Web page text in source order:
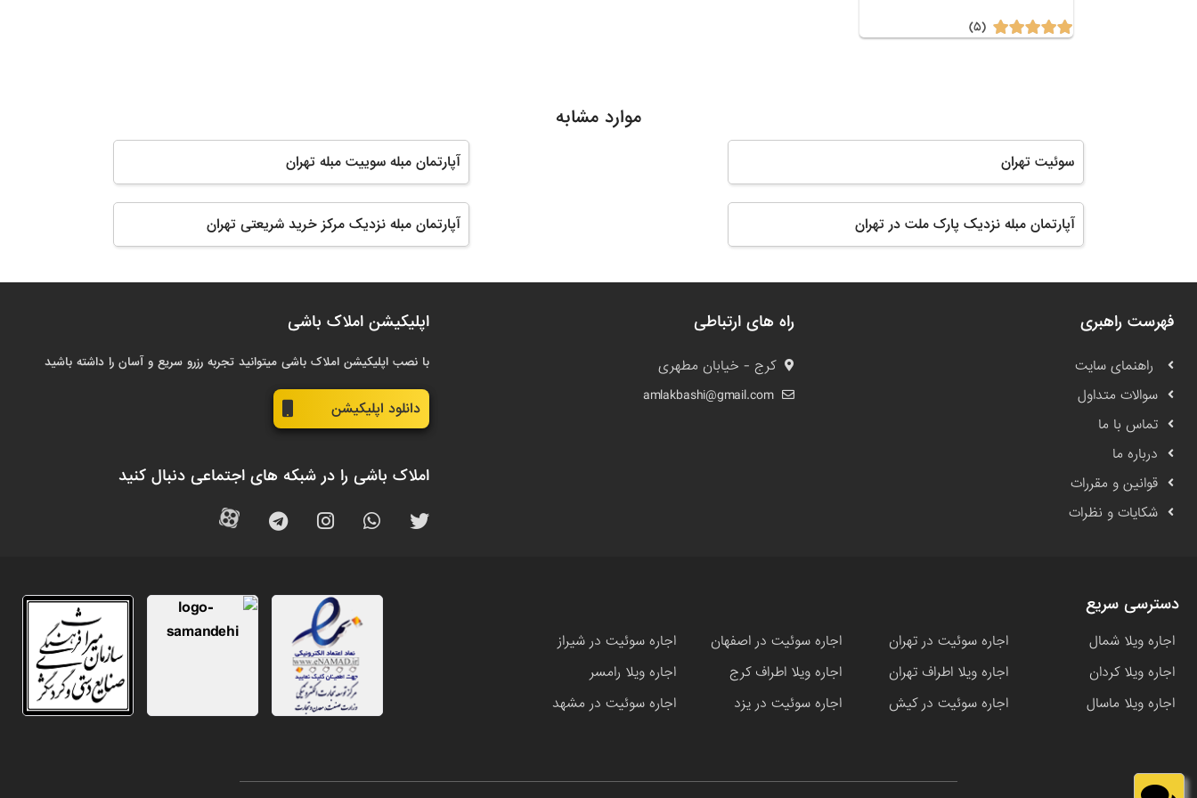
(۵)
موارد مشابه
سوئیت تهران آپارتمان مبله سوییت مبله تهران
آپارتمان مبله نزدیک پارک ملت در تهران آپارتمان مبله نزدیک مرکز خرید شریعتی تهران
فهرست راهبری
راهنمای سایت
سوالات متداول
تماس با ما
درباره ما
قوانین و مقررات
شکایات و نظرات
راه های ارتباطی
کرج - خیابان مطهری
amlakbashi@gmail.com
اپلیکیشن املاک باشی
با نصب اپلیکیشن املاک باشی میتوانید تجربه رزرو سریع و آسان را داشته باشید
دانلود اپلیکیشن
املاک باشی را در شبکه های اجتماعی دنبال کنید
دسترسی سریع
اجاره ویلا شمال اجاره سوئیت در تهران اجاره سوئیت در اصفهان
اجاره سوئیت در شیراز
اجاره ویلا کردان
اجاره ویلا اطراف تهران اجاره ویلا اطراف کرج
اجاره ویلا رامسر
اجاره ویلا ماسال
اجاره سوئیت در کیش اجاره سوئیت در یزد اجاره سوئیت در مشهد